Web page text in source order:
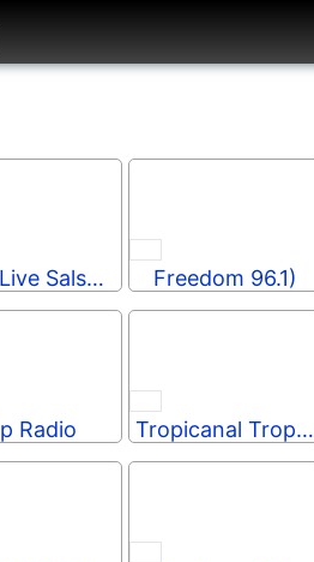
Radio Live Salsa Broadcast Freedom 96.1)
Radio Tropicanal Tropical